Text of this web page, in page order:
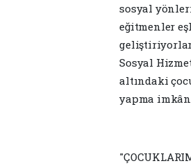
sosyal
eğitmenler
geliştiriyorlar
Sosyal
altındaki
yapma